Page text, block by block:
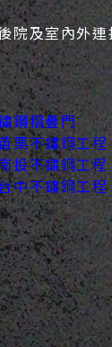
院及室內外
鋼摺疊門
栗不鏽鋼工程
投不鏽鋼工程
中不鏽鋼工程